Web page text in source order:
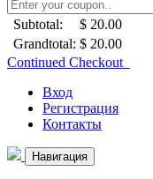
Subtotal:
$ 20.00
Grandtotal: $ 20.00
Continued Checkout
Вход
Регистрация
Контакты
Навигация